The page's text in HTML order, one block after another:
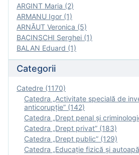
ARGINT Maria (2)
ARMANU Igor (1)
ARNĂUT Veronica (5)
BACINSCHI Serghei (1)
BALAN Eduard (1)
Categorii
Catedre (1170)
Catedra „Activitate specială de
anticorupție” (142)
Catedra „Drept penal și
Catedra „Drept privat” (183)
Catedra „Drept public” (129)
Catedra „Educație fizică şi